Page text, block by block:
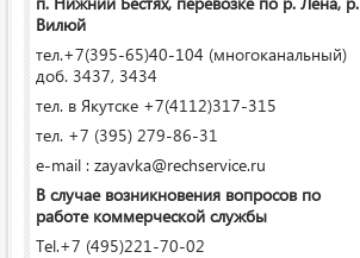
Вилюй
тел.+7(395-65)40-104 (многоканальный)
доб. 3437, 3434
тел. в Якутске +7(4112)317-315
тел. +7 (395) 279-86-31
e-mail : zayavka@rechservice.ru
В случае возникновения вопросов по
работе коммерческой службы
Tel.+7 (495)221-70-02